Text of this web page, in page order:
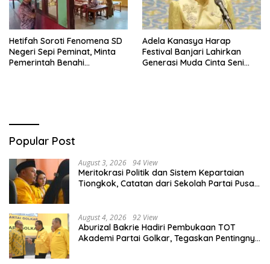
Hetifah Soroti Fenomena SD
Negeri Sepi Peminat, Minta
Pemerintah Benahi
Adela Kanasya Harap
Festival Banjari Lahirkan
Generasi Muda Cinta Seni
Popular Post
August 3, 2026 94 View
Meritokrasi Politik dan Sistem Kepartaian
Tiongkok, Catatan dari Sekolah Partai Pusat
August 4, 2026 92 View
Aburizal Bakrie Hadiri Pembukaan TOT
Akademi Partai Golkar, Tegaskan Pentingnya